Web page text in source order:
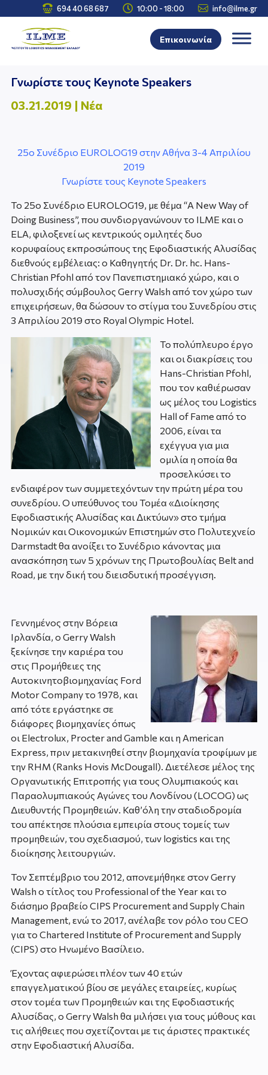
 694 40 68 687  10:00 - 18:00  info@ilme.gr
Επικοινωνία
Γνωρίστε τους Keynote Speakers
03.21.2019 | Νέα
25ο Συνέδριο EUROLOG19 στην Αθήνα 3-4 Απριλίου
2019
Γνωρίστε τους Keynote Speakers
To 25ο Συνέδριο EUROLOG19, με θέμα “A New Way of
Doing Business”, που συνδιοργανώνουν το ILME και ο
ELA, φιλοξενεί ως κεντρικούς ομιλητές δυο
κορυφαίους εκπροσώπους της Εφοδιαστικής Αλυσίδας
διεθνούς εμβέλειας: o Καθηγητής Dr. Dr. hc. Hans-
Christian Pfohl από τον Πανεπιστημιακό χώρο, και ο
πολυσχιδής σύμβουλος Gerry Walsh από τον χώρο των
επιχειρήσεων, θα δώσουν το στίγμα του Συνεδρίου στις
3 Απριλίου 2019 στο Royal Olympic Hotel.
Το πολύπλευρο έργο
και οι διακρίσεις του
Hans-Christian Pfohl,
που τον καθιέρωσαν
ως μέλος του Logistics
Hall of Fame από το
2006, είναι τα
εχέγγυα για μια
ομιλία η οποία θα
προσελκύσει το
ενδιαφέρον των συμμετεχόντων την πρώτη μέρα του
συνεδρίου. Ο υπεύθυνος του Τομέα «Διοίκησης
Εφοδιαστικής Αλυσίδας και Δικτύων» στο τμήμα
Νομικών και Οικονομικών Επιστημών στο Πολυτεχνείο
Darmstadt θα ανοίξει το Συνέδριο κάνοντας μια
ανασκόπηση των 5 χρόνων της Πρωτοβουλίας Belt and
Road, με την δική του διεισδυτική προσέγγιση.
Γεννημένος στην Βόρεια
Ιρλανδία, ο Gerry Walsh
ξεκίνησε την καριέρα του
στις Προμήθειες της
Αυτοκινητοβιομηχανίας Ford
Motor Company το 1978, και
από τότε εργάστηκε σε
διάφορες βιομηχανίες όπως
οι Electrolux, Procter and Gamble και η American
Express, πριν μετακινηθεί στην βιομηχανία τροφίμων με
την RHM (Ranks Hovis McDougall). Διετέλεσε μέλος της
Οργανωτικής Επιτροπής για τους Ολυμπιακούς και
Παραολυμπιακούς Αγώνες του Λονδίνου (LOCOG) ως
Διευθυντής Προμηθειών. Καθ’όλη την σταδιοδρομία
του απέκτησε πλούσια εμπειρία στους τομείς των
προμηθειών, του σχεδιασμού, των logistics και της
διοίκησης λειτουργιών.
Τον Σεπτέμβριο του 2012, απονεμήθηκε στον Gerry
Walsh ο τίτλος του Professional of the Year και το
διάσημο βραβείο CIPS Procurement and Supply Chain
Management, ενώ το 2017, ανέλαβε τον ρόλο του CEO
για το Chartered Institute of Procurement and Supply
(CIPS) στο Ηνωμένο Βασίλειο.
Έχοντας αφιερώσει πλέον των 40 ετών
επαγγελματικού βίου σε μεγάλες εταιρείες, κυρίως
στον τομέα των Προμηθειών και της Εφοδιαστικής
Αλυσίδας, ο Gerry Walsh θα μιλήσει για τους μύθους και
τις αλήθειες που σχετίζονται με τις άριστες πρακτικές
στην Εφοδιαστική Αλυσίδα.